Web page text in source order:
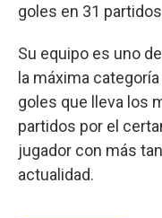
goles en 31
Su equipo es uno
la máxima
goles que lleva los
partidos por el
jugador con más
actualidad.